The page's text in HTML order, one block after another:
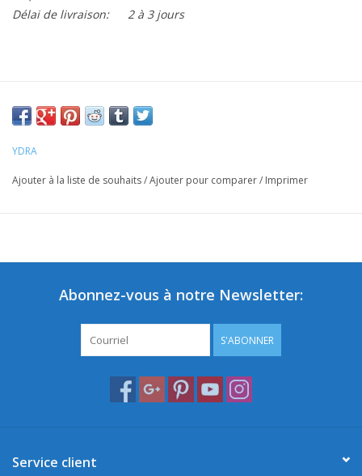
Délai de livraison:
2 à 3 jours
YDRA
Ajouter à la liste de souhaits/Ajouter pour comparer/ Imprimer
Abonnez-vous à notre Newsletter:
S'ABONNER
Service client